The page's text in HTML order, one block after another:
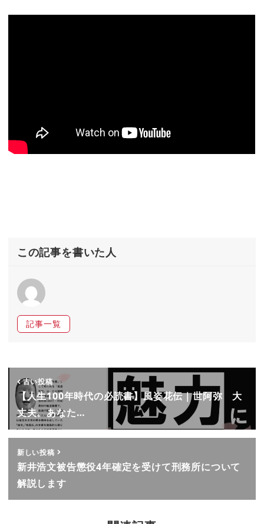
この記事を書いた人
記事一覧
古い投稿
【人生100年時代の必読書】風姿花伝｜世阿弥 大
丈夫。あなた…
新しい投稿
新井浩文被告懲役4年確定を受けて刑務所について
解説します